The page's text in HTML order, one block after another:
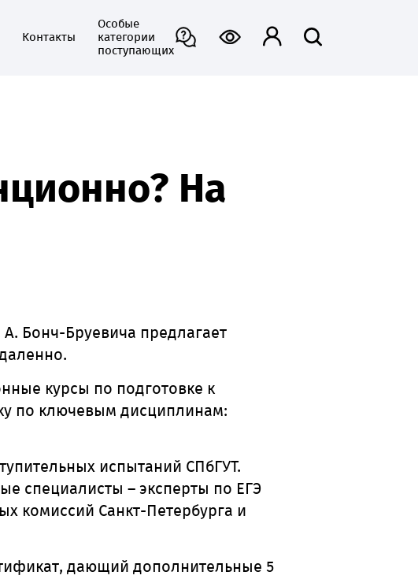
Контакты
Особые
категории
поступающих
На
Бонч-Бруевича предлагает
курсы по подготовке к
по ключевым дисциплинам:
испытаний СПбГУТ.
специалисты – эксперты по ЕГЭ
комиссий Санкт-Петербурга и
дающий дополнительные 5